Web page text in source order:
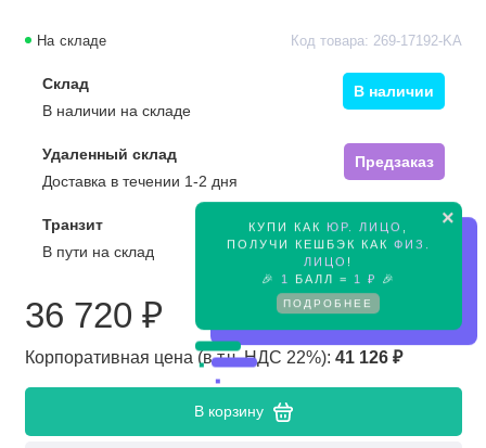
×
КУПИ КАК ЮР. ЛИЦО
ПОЛУЧИ КЕШБЭК КАК ФИЗ.
ЛИЦО !
🎉
1 БАЛЛ = 1 ₽ 🎉
ПОДРОБНЕЕ
На складе Код товара: 269-17192-KA
Склад
В наличии
В наличии на складе
Удаленный склад
Предзаказ
Доставка в течении 1-2 дня
Транзит
Предзаказ
В пути на склад
36 720 ₽
Корпоративная цена (в т.ч. НДС 22%): 41 126 ₽
В корзину